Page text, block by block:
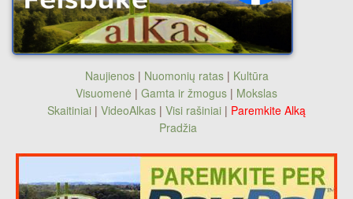
Naujienos| Nuomonių ratas| Kultūra
Visuomenė | Gamta ir žmogus | Mokslas
Skaitiniai | VideoAlkas | Visi rašiniai | Paremkite Alką
Pradžia